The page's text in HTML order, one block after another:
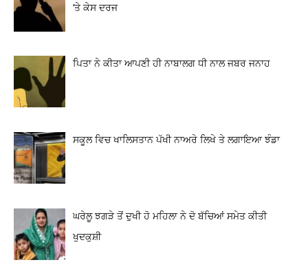
‘ਤੇ ਕੇਸ ਦਰਜ
ਪਿਤਾ ਨੇ ਕੀਤਾ ਆਪਣੀ ਹੀ ਨਾਬਾਲਗ ਧੀ ਨਾਲ ਜਬਰ ਜਨਾਹ
ਸਕੂਲ ਵਿਚ ਖਾਲਿਸਤਾਨ ਪੱਖੀ ਨਾਅਰੇ ਲਿਖੇ ਤੇ ਲਗਾਇਆ ਝੰਡਾ
ਘਰੇਲੂ ਝਗੜੇ ਤੋਂ ਦੁਖੀ ਹੋ ਮਹਿਲਾ ਨੇ ਦੋ ਬੱਚਿਆਂ ਸਮੇਤ ਕੀਤੀ
ਖੁਦਕੁਸ਼ੀ